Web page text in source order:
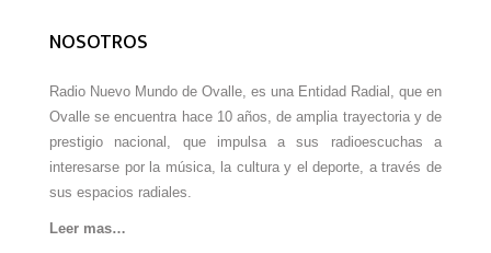
NOSOTROS
Radio Nuevo Mundo de Ovalle, es una Entidad Radial, que en
Ovalle se encuentra hace 10 años, de amplia trayectoria y de
prestigio nacional, que impulsa a sus radioescuchas a
interesarse por la música, la cultura y el deporte, a través de
sus espacios radiales.
Leer mas…